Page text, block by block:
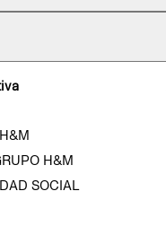
H&M
SOCIAL